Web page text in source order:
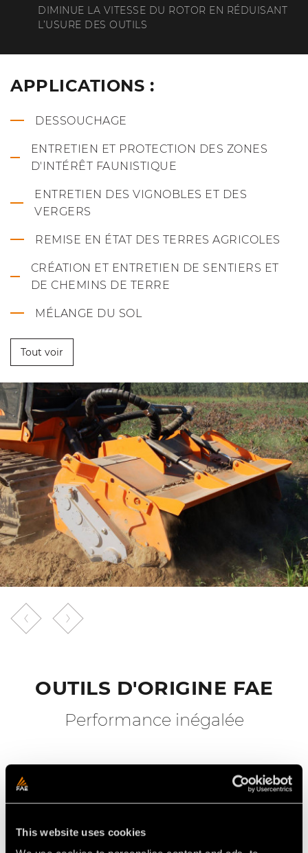
This website uses cookies
DIMINUE LA VITESSE DU ROTOR EN RÉDUISANT
L’USURE DES OUTILS
APPLICATIONS :
DESSOUCHAGE
ENTRETIEN ET PROTECTION DES ZONES
D'INTÉRÊT FAUNISTIQUE
ENTRETIEN DES VIGNOBLES ET DES
VERGERS
REMISE EN ÉTAT DES TERRES AGRICOLES
CRÉATION ET ENTRETIEN DE SENTIERS ET
DE CHEMINS DE TERRE
MÉLANGE DU SOL
Tout voir
OUTILS D'ORIGINE FAE
Performance inégalée